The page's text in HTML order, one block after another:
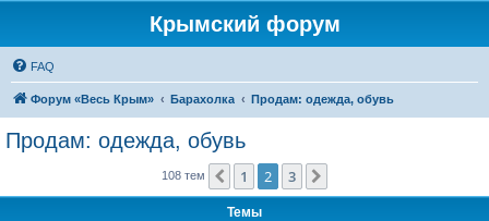
Крымский форум
FAQ
Форум «Весь Крым» Барахолка Продам: одежда, обувь
Продам: одежда, обувь
108 тем Пред.
1 2 3
Темы